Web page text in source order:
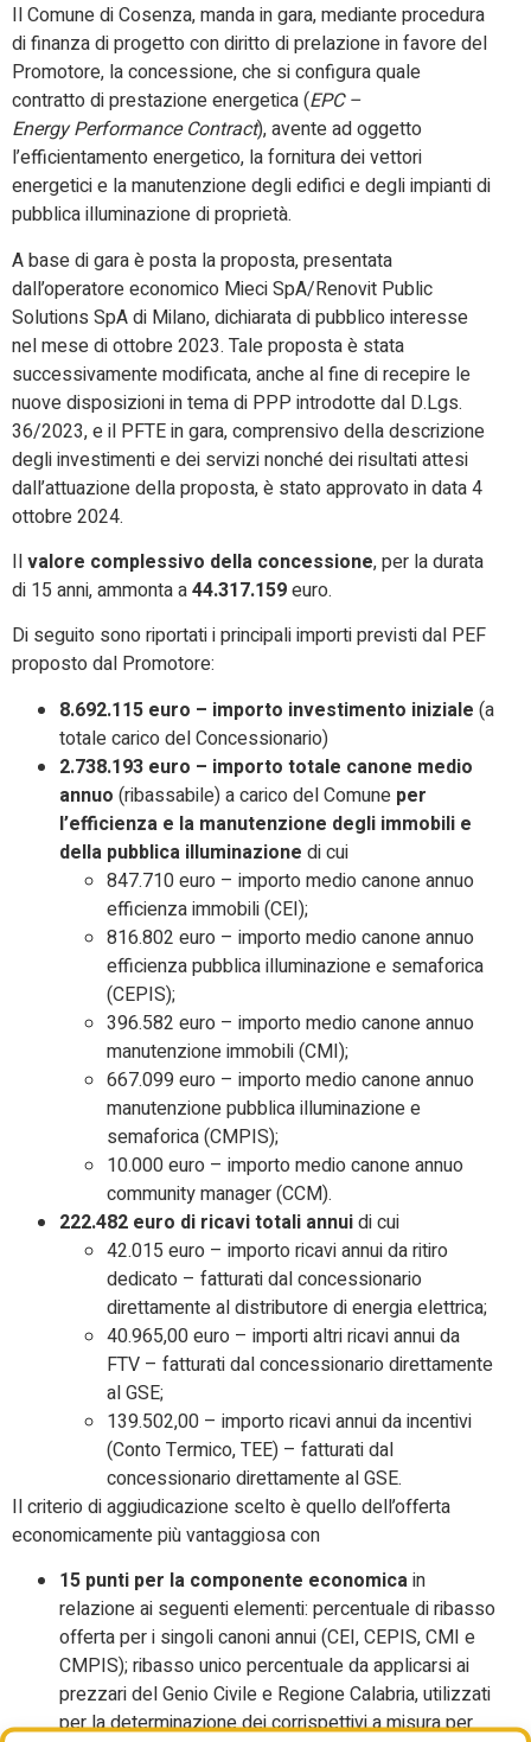
Il Comune di Cosenza, manda in gara, mediante procedura
di finanza di progetto con diritto di prelazione in favore del
Promotore, la concessione, che si configura quale
contratto di prestazione energetica (EPC –
EnergyPerformance Contract), avente ad oggetto
l’efficientamento energetico, la fornitura dei vettori
energetici e la manutenzione degli edifici e degli impianti di
pubblica illuminazione di proprietà.
A base di gara è posta la proposta, presentata
dall’operatore economico Mieci SpA/Renovit Public
Solutions SpA di Milano, dichiarata di pubblico interesse
nel mese di ottobre 2023. Tale proposta è stata
successivamente modificata, anche al fine di recepire le
nuove disposizioni in tema di PPP introdotte dal D.Lgs.
36/2023, e il PFTE in gara, comprensivo della descrizione
degli investimenti e dei servizi nonché dei risultati attesi
dall’attuazione della proposta, è stato approvato in data 4
ottobre 2024.
Ilvalore complessivo della concessione, per la durata
di 15 anni, ammonta a44.317.159euro.
Di seguito sono riportati i principali importi previsti dal PEF
proposto dal Promotore:
8.692.115 euro – importo investimento iniziale (a
totale carico del Concessionario)
2.738.193 euro – importo totale canone medio
annuo (ribassabile) a carico del Comune per
l’efficienza e la manutenzione degli immobili e
della pubblica illuminazione di cui
847.710 euro – importo medio canone annuo
efficienza immobili (CEI);
816.802 euro – importo medio canone annuo
efficienza pubblica illuminazione e semaforica
(CEPIS);
396.582 euro – importo medio canone annuo
manutenzione immobili (CMI);
667.099 euro – importo medio canone annuo
manutenzione pubblica illuminazione e
semaforica (CMPIS);
10.000 euro – importo medio canone annuo
community manager (CCM).
222.482 euro di ricavi totali annuidi cui
42.015 euro – importo ricavi annui da ritiro
dedicato – fatturati dal concessionario
direttamente al distributore di energia elettrica;
40.965,00 euro – importi altri ricavi annui da
FTV – fatturati dal concessionario direttamente
al GSE;
139.502,00 – importo ricavi annui da incentivi
(Conto Termico, TEE) – fatturati dal
concessionario direttamente al GSE.
Il criterio di aggiudicazione scelto è quello dell’offerta
economicamente più vantaggiosa con
15 punti per la componente economicain
relazione ai seguenti elementi: percentuale di ribasso
offerta per i singoli canoni annui (CEI, CEPIS, CMI e
CMPIS); ribasso unico percentuale da applicarsi ai
prezzari del Genio Civile e Regione Calabria, utilizzati
per la determinazione dei corrispettivi a misura per